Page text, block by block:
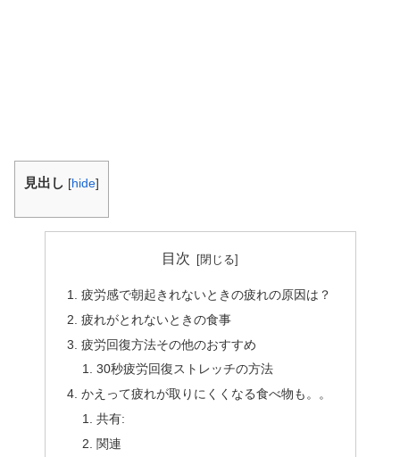
見出し [hide]
目次
疲労感で朝起きれないときの疲れの原因は？
疲れがとれないときの食事
疲労回復方法その他のおすすめ
30秒疲労回復ストレッチの方法
かえって疲れが取りにくくなる食べ物も。。
共有:
関連